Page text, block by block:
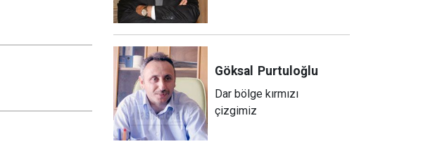
Göksal Purtuloğlu
Dar bölge kırmızı
çizgimiz